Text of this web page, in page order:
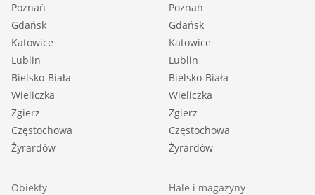
Poznań
Gdańsk
Katowice
Lublin
Bielsko-Biała
Wieliczka
Zgierz
Częstochowa
Żyrardów
Poznań
Gdańsk
Katowice
Lublin
Bielsko-Biała
Wieliczka
Zgierz
Częstochowa
Żyrardów
Obiekty
Hale i magazyny